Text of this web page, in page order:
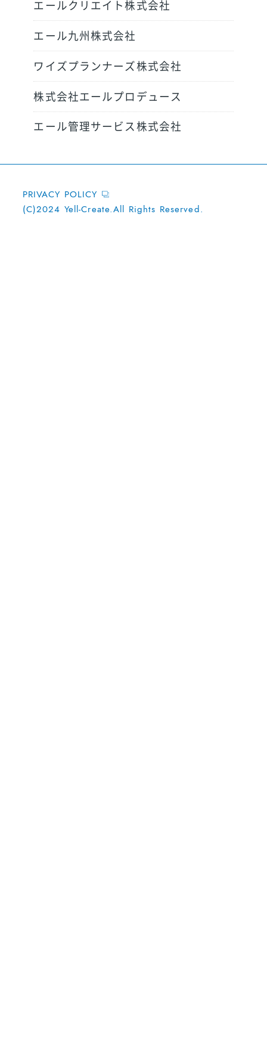
エールクリエイト株式会社
エール九州株式会社
ワイズプランナーズ株式会社
株式会社エールプロデュース
エール管理サービス株式会社
PRIVACY POLICY
(C)2024 Yell-Create.All Rights Reserved.